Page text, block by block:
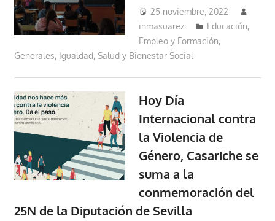
25 noviembre, 2022
inmasuarez
Educación,
Empleo y Formación,
Generales, Igualdad, Salud y Bienestar Social
Hoy Día
Internacional contra
la Violencia de
Género, Casariche se
suma a la
conmemoración del
25N de la Diputación de Sevilla